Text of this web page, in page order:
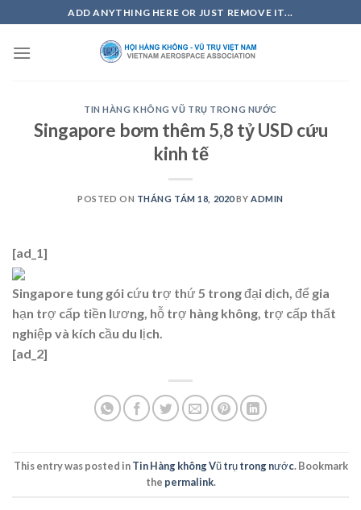
to
content
ADD ANYTHING HERE OR JUST REMOVE IT...
TIN HÀNG KHÔNG VŨ TRỤ TRONG NƯỚC
Singapore bơm thêm 5,8 tỷ USD cứu
kinh tế
POSTED ON THÁNG TÁM 18, 2020BY ADMIN
[ad_1]
Singapore tung gói cứu trợ thứ 5 trong đại dịch, để gia
hạn trợ cấp tiền lương, hỗ trợ hàng không, trợ cấp thất
nghiệp và kích cầu du lịch.
[ad_2]
This entry was posted inTin Hàng không Vũ trụ trong nước. Bookmark
the permalink.